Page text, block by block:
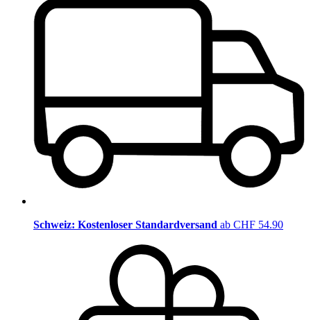
Schweiz: Kostenloser Standardversand ab CHF 54.90